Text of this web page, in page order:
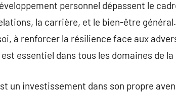
personnel dépassent le
la carrière, et le bien-être
à renforcer la résilience face aux
essentiel dans tous les domaines de la
un investissement dans son propre